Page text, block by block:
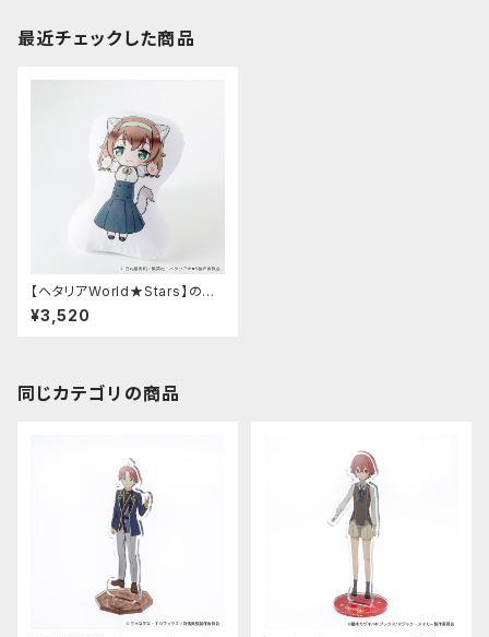
最近チェックした商品
【ヘタリアWorld★Stars】のび
猫クッション 第2弾（ベルギー）
¥3,520
同じカテゴリの商品